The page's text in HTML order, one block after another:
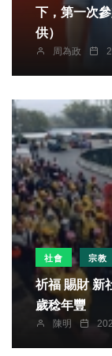
下，第一次
供）
周為政
社會 宗教
祈福 賜財 新
歲稔年豐
陳明